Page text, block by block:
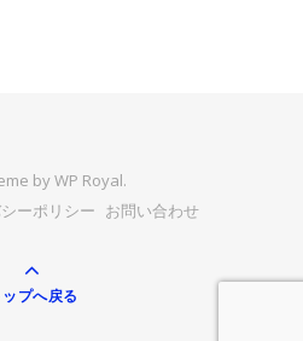
byWP Royal.
ーポリシー お問い合わせ
ップへ戻る